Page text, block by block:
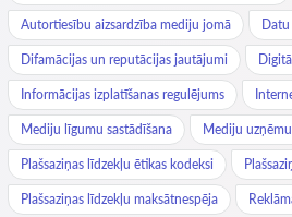
Autortiesību aizsardzība mediju jomā
Difamācijas un reputācijas jautājumi
Informācijas izplatīšanas regulējums
Mediju līgumu sastādīšana Mediju
Plašsaziņas līdzekļu ētikas kodeksi
Plašsaziņas līdzekļu maksātnespēja